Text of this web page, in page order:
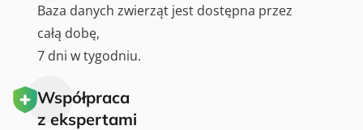
Baza danych zwierząt jest dostępna przez
całą dobę,
7 dni w tygodniu.
Współpraca
z ekspertami